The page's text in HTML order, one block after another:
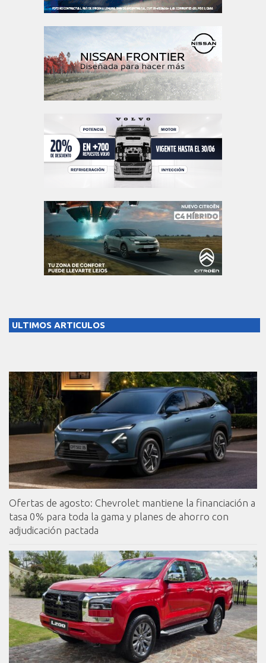
ULTIMOS ARTICULOS
Ofertas de agosto: Chevrolet mantiene la financiación a
tasa 0% para toda la gama y planes de ahorro con
adjudicación pactada